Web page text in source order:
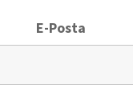
E-Posta